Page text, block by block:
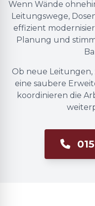
Wenn Wände
Leitungswege,
effizient
Planung und
Ob neue Leitungen,
eine saubere
koordinieren die